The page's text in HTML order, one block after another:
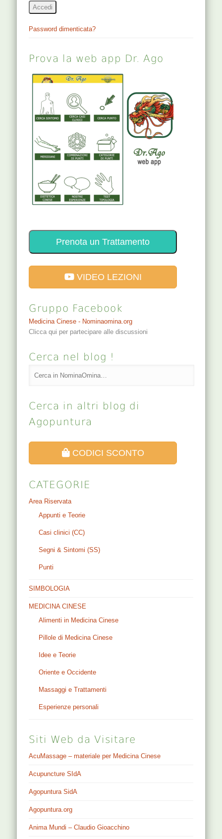
Accedi
Password dimenticata?
Prova la web app Dr. Ago
Prenota un Trattamento
VIDEO LEZIONI
Gruppo Facebook
Medicina Cinese - Nominaomina.org
Clicca qui per partecipare alle discussioni
Cerca nel blog !
Cerca in altri blog di
Agopuntura
CODICI SCONTO
CATEGORIE
Area Riservata
Appunti e Teorie
Casi clinici (CC)
Segni & Sintomi (SS)
Punti
SIMBOLOGIA
MEDICINA CINESE
Alimenti in Medicina Cinese
Pillole di Medicina Cinese
Idee e Teorie
Oriente e Occidente
Massaggi e Trattamenti
Esperienze personali
Siti Web da Visitare
AcuMassage – materiale per Medicina Cinese
Acupuncture SIdA
Agopuntura SidA
Agopuntura.org
Anima Mundi – Claudio Gioacchino